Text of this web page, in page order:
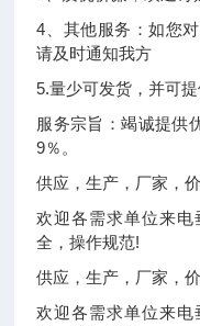
4、其他服务：如您
请及时通知我方
5.量少可发货，并可
服务宗旨：竭诚提供
9％。
供应，生产，厂家，
欢迎各需求单位来
全，操作规范!
供应，生产，厂家，
欢迎各需求单位来